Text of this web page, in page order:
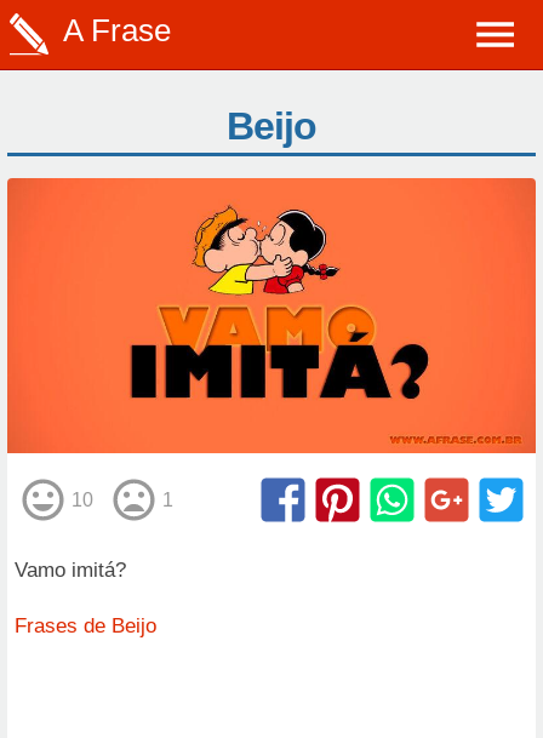
A Frase
Beijo
10 1
Vamo imitá?
Frases de Beijo